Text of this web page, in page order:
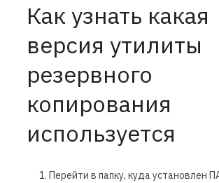
Как узнать какая
версия утилиты
резервного
копирования
используется
Перейти в папку, куда установлен